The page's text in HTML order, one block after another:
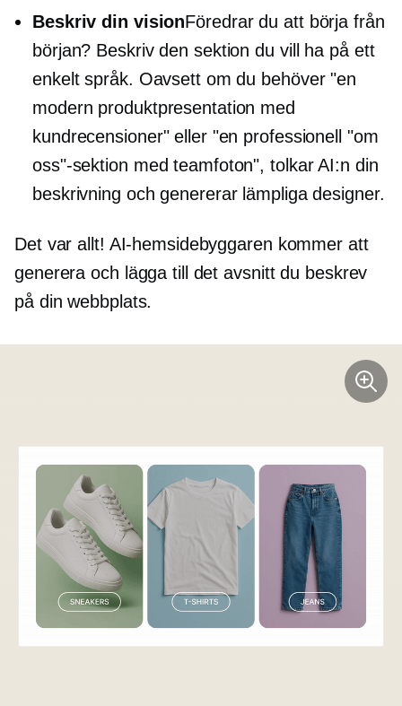
Beskriv din visionFöredrar du att börja från
början? Beskriv den sektion du vill ha på ett
enkelt språk. Oavsett om du behöver "en
modern produktpresentation med
kundrecensioner" eller "en professionell "om
oss"-sektion med teamfoton", tolkar AI:n din
beskrivning och genererar lämpliga designer.
Det var allt! AI-hemsidebyggaren kommer att
generera och lägga till det avsnitt du beskrev
på din webbplats.